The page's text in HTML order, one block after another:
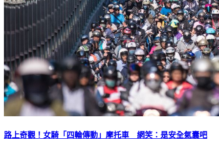
路上奇觀！女騎「四輪傳動」摩托車 網笑：是安全氣囊吧